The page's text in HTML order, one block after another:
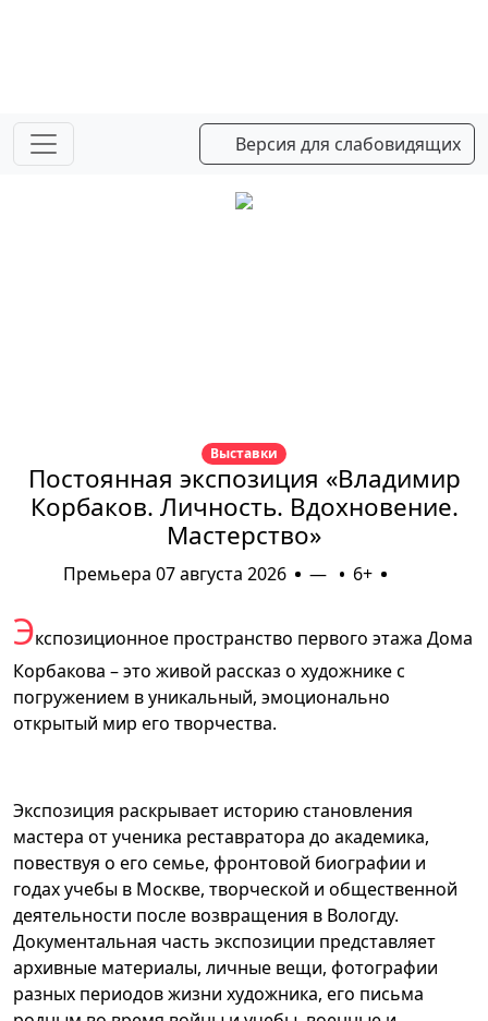
Версия для слабовидящих
Выставки
Постоянная экспозиция «Владимир
Корбаков. Личность. Вдохновение.
Мастерство»
Премьера 07 августа 2026 — 6+
Экспозиционное пространство первого этажа Дома
Корбакова – это живой рассказ о художнике с
погружением в уникальный, эмоционально
открытый мир его творчества.
Экспозиция раскрывает историю становления
мастера от ученика реставратора до академика,
повествуя о его семье, фронтовой биографии и
годах учебы в Москве, творческой и общественной
деятельности после возвращения в Вологду.
Документальная часть экспозиции представляет
архивные материалы, личные вещи, фотографии
разных периодов жизни художника, его письма